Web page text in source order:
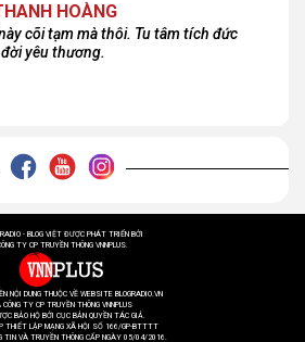
HOÀNG
cõi tạm mà thôi. Tu tâm tích đức
yêu thương.
RADIO - BLOG VIỆT ĐƯỢC PHÁT TRIỂN BỞI
TY CP TRUYỀN THÔNG VNNPLUS.
NỘI DUNG THUỘC VỀ WEBSITE BLOGRADIO.VN
CÔNG TY CP TRUYỀN THÔNG VNNPLUS
BẢO HỘ BỞI CỤC BẢN QUYỀN TÁC GIẢ.
THIẾT LẬP MẠNG XÃ HỘI SỐ 166/GP-BTTTT
TIN VÀ TRUYỀN THÔNG CẤP NGÀY 05/04/2016.